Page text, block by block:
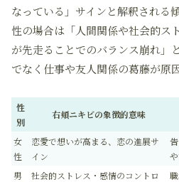
なっている」サインと解釈される
性の場合は「人間関係や社会的ス
が先走ることでのバランス崩れ」
でなく仕事や友人関係の葛藤が原
性
別
右頬ニキビの象徴的意味
女
性
恋愛で想いが高まる、恋の進展サ
イン
男
社会的ストレス・感情のコントロ